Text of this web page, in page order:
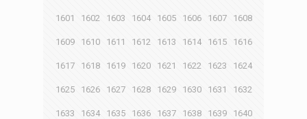
1601 1602 1603 1604 1605 1606 1607 1608
1609 1610 1611 1612 1613 1614 1615 1616
1617 1618 1619 1620 1621 1622 1623 1624
1625 1626 1627 1628 1629 1630 1631 1632
1633 1634 1635 1636 1637 1638 1639 1640